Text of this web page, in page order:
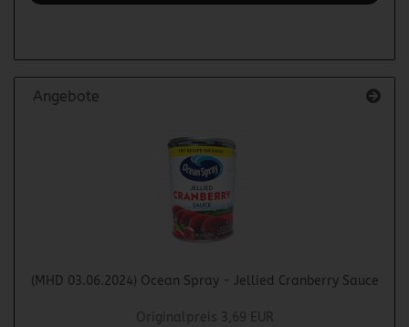
Angebote
(MHD 03.06.2024) Ocean Spray - Jellied Cranberry Sauce
Originalpreis 3,69 EUR